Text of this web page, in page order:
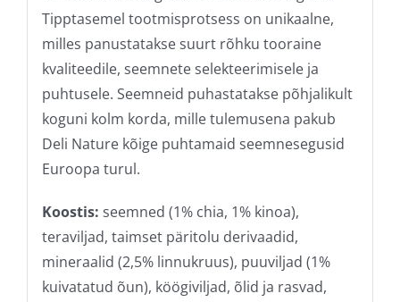
Tipptasemel tootmisprotsess on unikaalne,
milles panustatakse suurt rõhku tooraine
kvaliteedile, seemnete selekteerimisele ja
puhtusele. Seemneid puhastatakse põhjalikult
koguni kolm korda, mille tulemusena pakub
Deli Nature kõige puhtamaid seemnesegusid
Euroopa turul.
Koostis: seemned (1% chia, 1% kinoa),
teraviljad, taimset päritolu derivaadid,
mineraalid (2,5% linnukruus), puuviljad (1%
kuivatatud õun), köögiviljad, õlid ja rasvad,